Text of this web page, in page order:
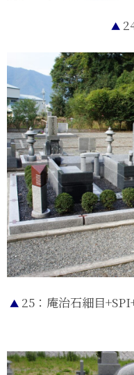
▲
▲25：庵治石細目